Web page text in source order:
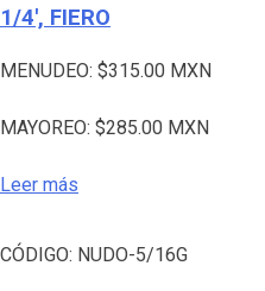
1/4′, FIERO
MENUDEO: $315.00 MXN
MAYOREO: $285.00 MXN
Leer más
CÓDIGO: NUDO-5/16G